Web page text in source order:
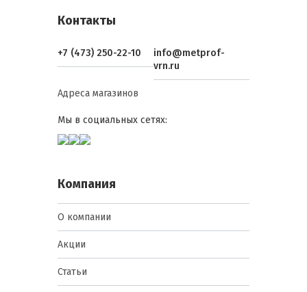
Контакты
+7 (473) 250-22-10
info@metprof-
vrn.ru
Адреса магазинов
Мы в социальных сетях:
Компания
О компании
Акции
Статьи